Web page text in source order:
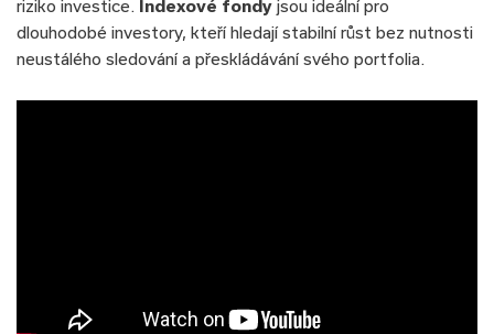
riziko investice. Indexové fondy jsou ideální pro
dlouhodobé investory, kteří hledají stabilní růst bez nutnosti
neustálého sledování a přeskládávání svého portfolia.